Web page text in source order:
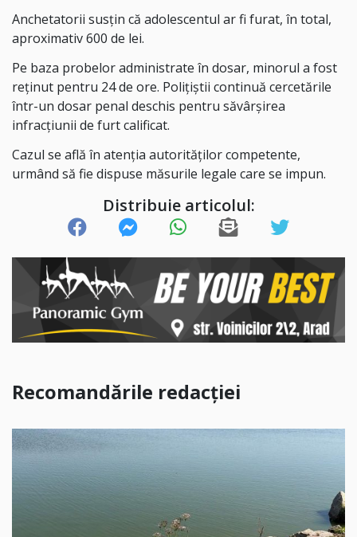
Anchetatorii susțin că adolescentul ar fi furat, în total,
aproximativ 600 de lei.
Pe baza probelor administrate în dosar, minorul a fost
reținut pentru 24 de ore. Polițiștii continuă cercetările
într-un dosar penal deschis pentru săvârșirea
infracțiunii de furt calificat.
Cazul se află în atenția autorităților competente,
urmând să fie dispuse măsurile legale care se impun.
Distribuie articolul:
Recomandările redacției